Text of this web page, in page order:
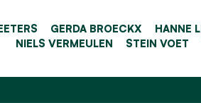
GERDA BROECKX
HANNE
NIELS VERMEULEN
STEIN VOET